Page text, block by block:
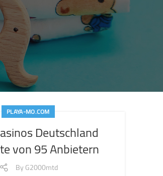
PLAYA-MO.COM
Deutschland
von 95 Anbietern
ByG2000mtd